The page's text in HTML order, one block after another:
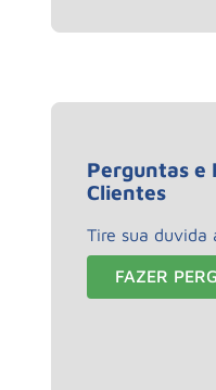
Perguntas e
Clientes
Tire sua duvida
FAZER